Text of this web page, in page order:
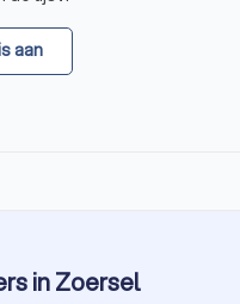
aan
in Zoersel